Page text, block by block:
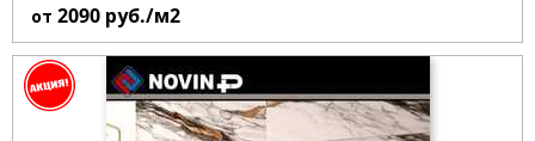
от 2090 руб./м2